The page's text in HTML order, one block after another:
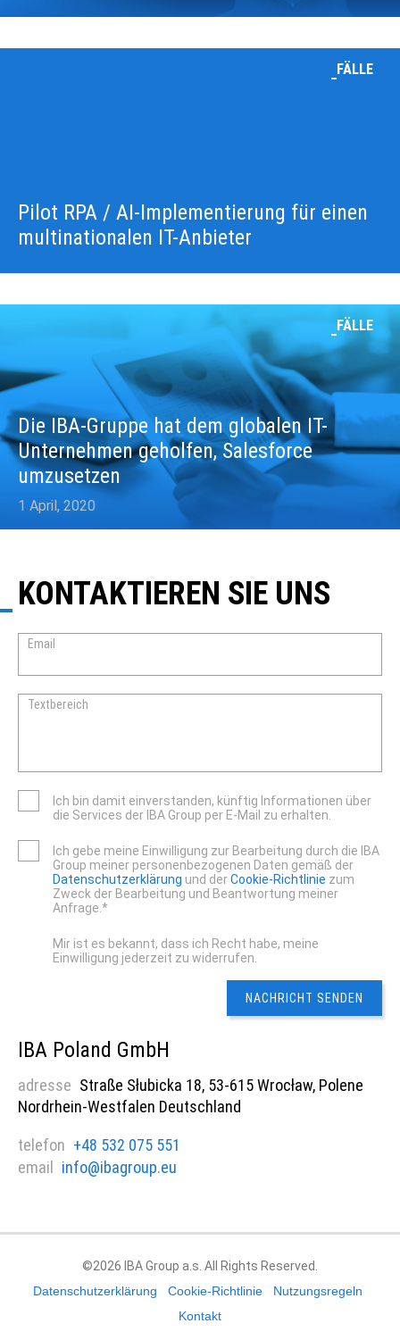
FÄLLE
Pilot RPA / AI-Implementierung für einen
multinationalen IT-Anbieter
FÄLLE
Die IBA-Gruppe hat dem globalen IT-
Unternehmen geholfen, Salesforce
umzusetzen
1 April, 2020
KONTAKTIEREN SIE UNS
Email
Textbereich
Ich bin damit einverstanden, künftig Informationen über
die Services der IBA Group per E-Mail zu erhalten.
Ich gebe meine Einwilligung zur Bearbeitung durch die IBA
Group meiner personenbezogenen Daten gemäß der
Datenschutzerklärung und derCookie-Richtlinie zum
Zweck der Bearbeitung und Beantwortung meiner
Anfrage.*
Mir ist es bekannt, dass ich Recht habe, meine
Einwilligung jederzeit zu widerrufen.
IBA Poland GmbH
adresse Straße Słubicka 18, 53-615 Wrocław, Polene
Nordrhein-Westfalen Deutschland
telefon +48 532 075 551
email
info@ibagroup.eu
©2026 IBA Group a.s. All Rights Reserved.
Datenschutzerklärung
Cookie-Richtlinie
Nutzungsregeln
Kontakt